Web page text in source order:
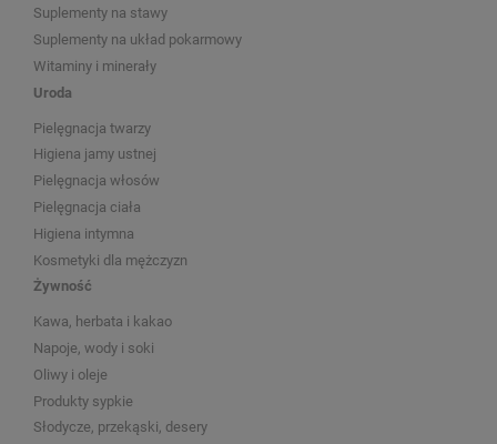
Suplementy na stawy
Suplementy na układ pokarmowy
Witaminy i minerały
Uroda
Pielęgnacja twarzy
Higiena jamy ustnej
Pielęgnacja włosów
Pielęgnacja ciała
Higiena intymna
Kosmetyki dla mężczyzn
Żywność
Kawa, herbata i kakao
Napoje, wody i soki
Oliwy i oleje
Produkty sypkie
Słodycze, przekąski, desery